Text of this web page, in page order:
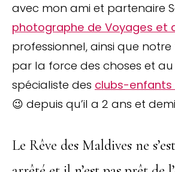
avec mon ami et partenaire
photographe de Voyages et
professionnel, ainsi que notre
par la force des choses et
spécialiste des clubs-enfants
😉 depuis qu’il a 2 ans et
Le Rêve des Maldives ne